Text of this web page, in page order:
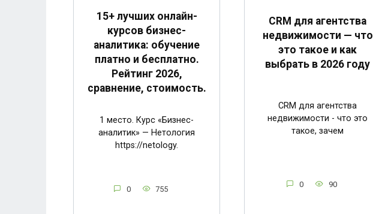
15+ лучших онлайн-
курсов бизнес-
аналитика: обучение
платно и бесплатно.
Рейтинг 2026,
сравнение, стоимость.
1 место. Курс «Бизнес-
аналитик» — Нетология
https://netology.
0 755
CRM для агентства
недвижимости — что
это такое и как
выбрать в 2026 году
CRM для агентства
недвижимости - что это
такое, зачем
0 90